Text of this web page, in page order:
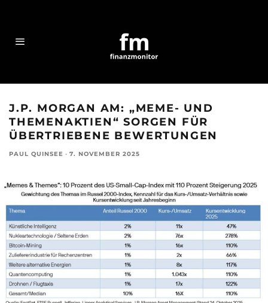
J.P. MORGAN AM: „MEME- UND
THEMENAKTIEN“ SORGEN FÜR
ÜBERTRIEBENE BEWERTUNGEN
PAUL QUINSEE · 7. NOVEMBER 2025